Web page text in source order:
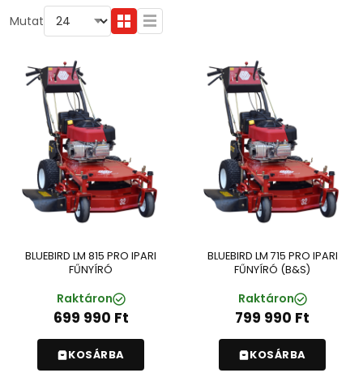
Mutat
BLUEBIRD LM 815 PRO IPARI
FŰNYÍRÓ
Raktáron
699 990 Ft
KOSÁRBA
BLUEBIRD LM 715 PRO IPARI
FŰNYÍRÓ (B&S)
Raktáron
799 990 Ft
KOSÁRBA